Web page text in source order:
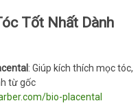
Tốt Nhất Dành
: Giúp kích thích mọc tóc,
từ gốc
bio-placental